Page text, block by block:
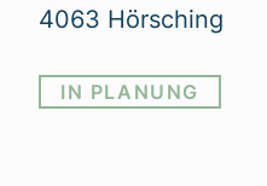
4063 Hörsching
IN PLANUNG